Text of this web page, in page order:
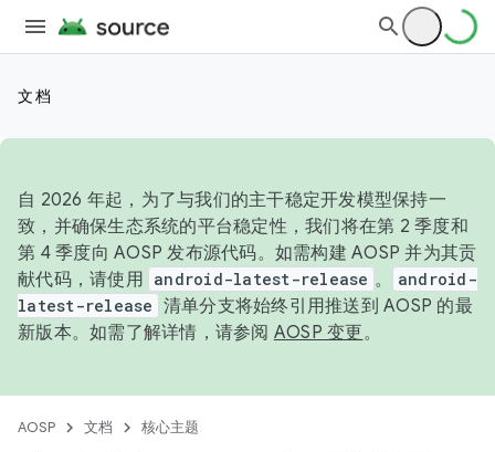
文档
自 2026 年起，为了与我们的主干稳定开发模型保持一
致，并确保生态系统的平台稳定性，我们将在第 2 季度和
第 4 季度向 AOSP 发布源代码。如需构建 AOSP 并为其贡
献代码，请使用 android-latest-release 。
android-
latest-release 清单分支将始终引用推送到 AOSP 的最
新版本。如需了解详情，请参阅 AOSP 变更。
AOSP 文档 核心主题